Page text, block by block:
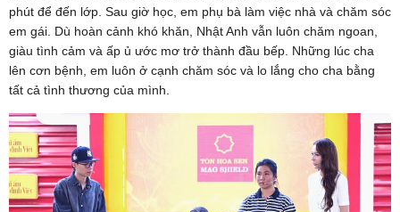
phút để đến lớp. Sau giờ học, em phụ bà làm việc nhà và chăm sóc
em gái. Dù hoàn cảnh khó khăn, Nhật Anh vẫn luôn chăm ngoan,
giàu tình cảm và ấp ủ ước mơ trở thành đầu bếp. Những lúc cha
lên cơn bệnh, em luôn ở cạnh chăm sóc và lo lắng cho cha bằng
tất cả tình thương của mình.